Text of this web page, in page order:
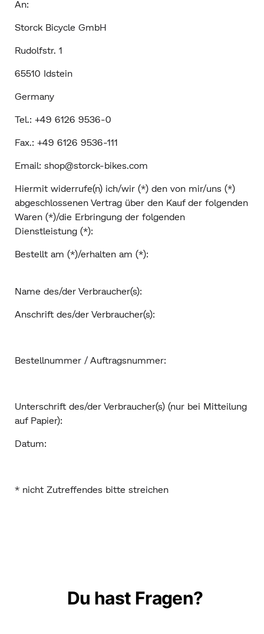
An:
Storck Bicycle GmbH
Rudolfstr. 1
65510 Idstein
Germany
Tel.: +49 6126 9536-0
Fax.: +49 6126 9536-111
Email: shop@storck-bikes.com
Hiermit widerrufe(n) ich/wir (*) den von mir/uns (*)
abgeschlossenen Vertrag über den Kauf der folgenden
Waren (*)/die Erbringung der folgenden
Dienstleistung (*):
Bestellt am (*)/erhalten am (*):
Name des/der Verbraucher(s):
Anschrift des/der Verbraucher(s):
Bestellnummer / Auftragsnummer:
Unterschrift des/der Verbraucher(s) (nur bei Mitteilung
auf Papier):
Datum:
* nicht Zutreffendes bitte streichen
Du hast Fragen?